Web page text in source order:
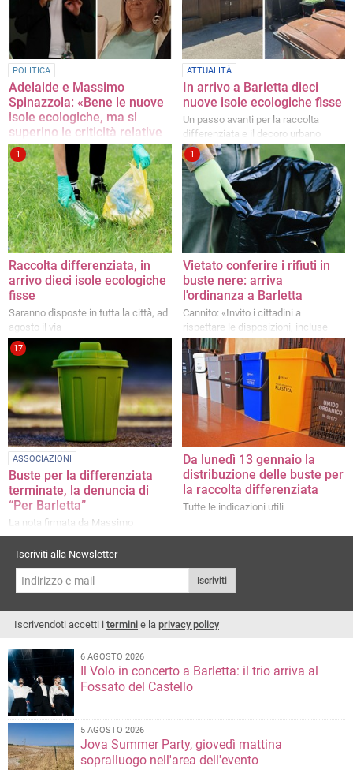
POLITICA
Adelaide e Massimo
Spinazzola: «Bene le nuove
isole ecologiche, ma si
superino le criticità relative
alla collocazione e
all’accessibilità»
La nota dei consiglieri comunali di
Cantiere Puglia
ATTUALITÀ
In arrivo a Barletta dieci
nuove isole ecologiche fisse
Un passo avanti per la raccolta
differenziata e il decoro urbano
1
Raccolta differenziata, in
arrivo dieci isole ecologiche
fisse
Saranno disposte in tutta la città, ad
agosto il via
1
Vietato conferire i rifiuti in
buste nere: arriva
l'ordinanza a Barletta
Cannito: «Invito i cittadini a
rispettare le disposizioni, incluse
quelle sul divieto di abbandono di
rifiuti e sul rispetto degli orari di
conferimento»
17
ASSOCIAZIONI
Buste per la differenziata
terminate, la denuncia di
“Per Barletta”
La nota firmata da Massimo
Mazzarisi
Da lunedì 13 gennaio la
distribuzione delle buste per
la raccolta differenziata
Tutte le indicazioni utili
Iscriviti alla Newsletter
Iscriviti
Iscrivendoti accetti i termini e la privacy policy
6 AGOSTO 2026
Il Volo in concerto a Barletta: il trio arriva al
Fossato del Castello
5 AGOSTO 2026
Jova Summer Party, giovedì mattina
sopralluogo nell'area dell'evento